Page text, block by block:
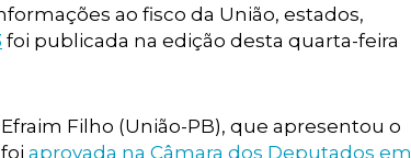
ao fisco da União, estados,
foi publicada na edição desta quarta-feira
Filho (União-PB), que apresentou o
aprovada na Câmara dos Deputados em